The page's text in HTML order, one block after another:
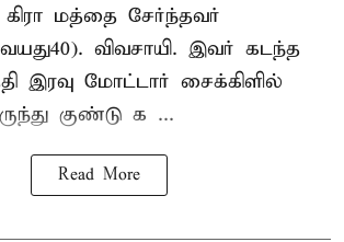
கிரா மத்தை சேர்ந்தவர்
விவசாயி. இவர் கடந்த
இரவு மோட்டார் சைக்கிளில்
குண்டு க ...
Read More